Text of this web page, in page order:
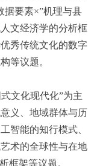
据要素×”机理与县
文经济学的分析框
秀传统文化的数字
等议题。
文化现代化”为主
义、地域群体与历
智能的知行模式、
术的全球性与在地
框架等议题。